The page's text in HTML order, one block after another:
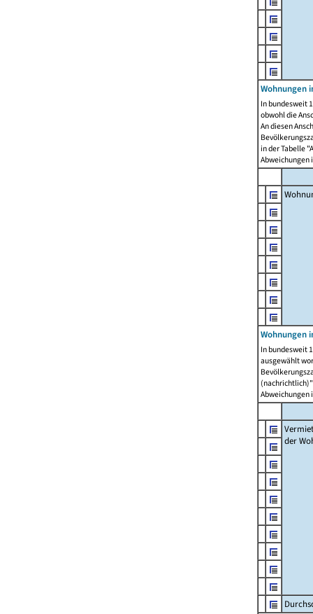
Wohnungen
In bundesweit
obwohl die
An diesen
in der Tabelle
Abweichungen
Wohnungen
In bundesweit
ausgewählt
Abweichungen
der